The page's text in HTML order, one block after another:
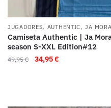
JUGADORES, AUTHENTIC,JA
Camiseta Authentic | Ja
season S-XXL Edition#12
49,95€ 34,95€